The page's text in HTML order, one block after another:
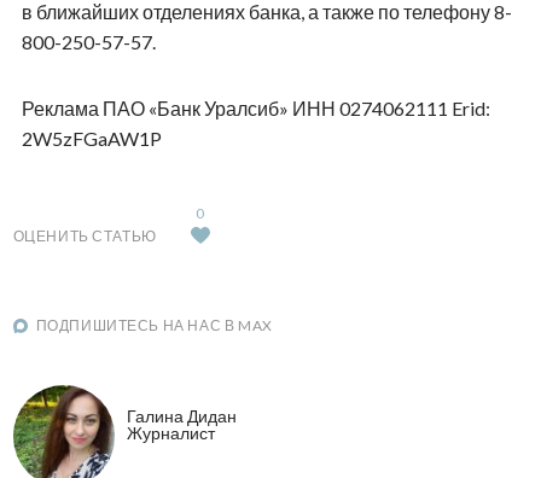
в ближайших отделениях банка, а также по телефону 8-
800-250-57-57.
Реклама ПАО «Банк Уралсиб» ИНН 0274062111 Erid:
2W5zFGaAW1P
ОЦЕНИТЬ СТАТЬЮ
0
ПОДПИШИТЕСЬ НА НАС В MAX
Галина Дидан
Журналист